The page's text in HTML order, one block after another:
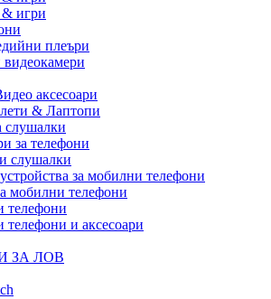
игри
плеъри
аксесоари
& Лаптопи
слушалки
за телефони
слушалки
за мобилни телефони
мобилни телефони
телефони
и аксесоари
ЗА ЛОВ